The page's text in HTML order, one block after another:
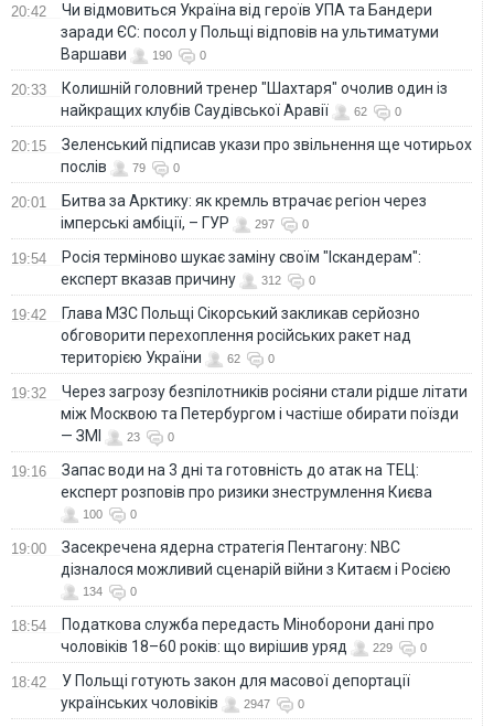
20:42
Чи відмовиться Україна від героїв УПА та Бандери
заради ЄС: посол у Польщі відповів на ультиматуми
Варшави
190 0
20:33
Колишній головний тренер "Шахтаря" очолив один із
найкращих клубів Саудівської Аравії
62 0
20:15
Зеленський підписав укази про звільнення ще чотирьох
послів
79 0
20:01
Битва за Арктику: як кремль втрачає регіон через
імперські амбіції, – ГУР
297 0
19:54
Росія терміново шукає заміну своїм "Іскандерам":
експерт вказав причину
312 0
19:42
Глава МЗС Польщі Сікорський закликав серйозно
обговорити перехоплення російських ракет над
територією України
62 0
19:32
Через загрозу безпілотників росіяни стали рідше літати
між Москвою та Петербургом і частіше обирати поїзди
— ЗМІ
23 0
19:16
Запас води на 3 дні та готовність до атак на ТЕЦ:
експерт розповів про ризики знеструмлення Києва
100 0
19:00
Засекречена ядерна стратегія Пентагону: NBC
дізналося можливий сценарій війни з Китаєм і Росією
134 0
18:54
Податкова служба передасть Міноборони дані про
чоловіків 18–60 років: що вирішив уряд
229 0
18:42
У Польщі готують закон для масової депортації
українських чоловіків
2947 0